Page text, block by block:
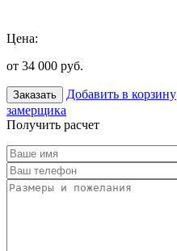
Цена:
от 34 000 руб.
Заказать Добавить в корзину
замерщика
Получить расчет